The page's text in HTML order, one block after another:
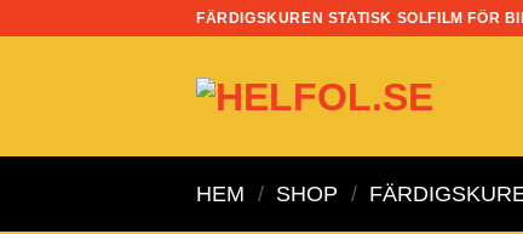
FÄRDIGSKUREN STATISK SOLFILM FÖR
HEM / SHOP /